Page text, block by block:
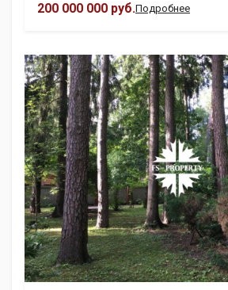
200 000 000 руб.Подробнее